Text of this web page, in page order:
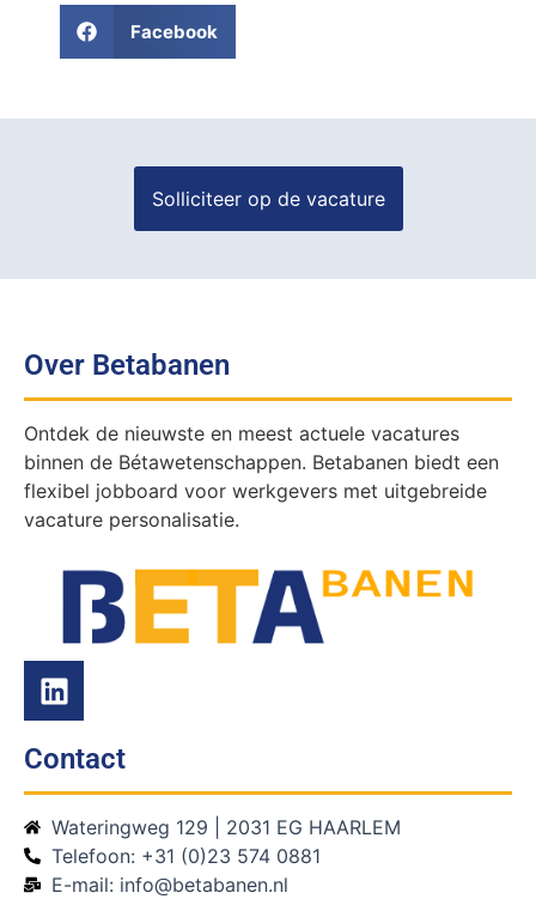
Facebook
Over Betabanen
Ontdek de nieuwste en meest actuele vacatures
binnen de Bétawetenschappen. Betabanen biedt een
flexibel jobboard voor werkgevers met uitgebreide
vacature personalisatie.
Contact
Wateringweg 129 | 2031 EG HAARLEM
Telefoon: +31 (0)23 574 0881
E-mail: info@betabanen.nl